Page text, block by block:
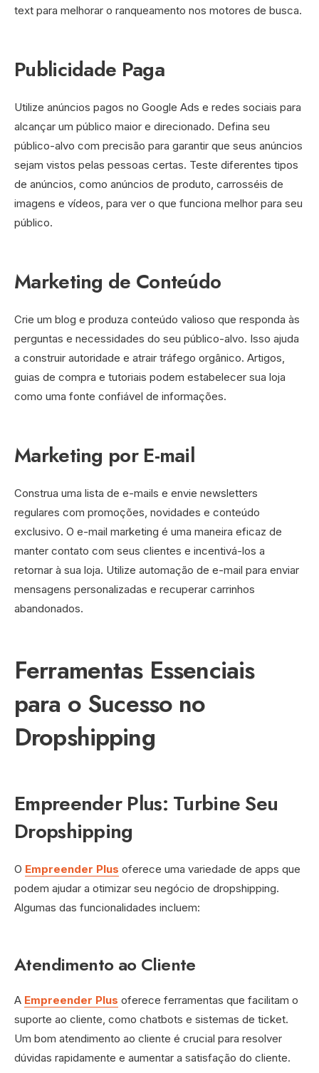
text para melhorar o ranqueamento nos motores de busca.
Publicidade Paga
Utilize anúncios pagos no Google Ads e redes sociais para
alcançar um público maior e direcionado. Defina seu
público-alvo com precisão para garantir que seus anúncios
sejam vistos pelas pessoas certas. Teste diferentes tipos
de anúncios, como anúncios de produto, carrosséis de
imagens e vídeos, para ver o que funciona melhor para seu
público.
Marketing de Conteúdo
Crie um blog e produza conteúdo valioso que responda às
perguntas e necessidades do seu público-alvo. Isso ajuda
a construir autoridade e atrair tráfego orgânico. Artigos,
guias de compra e tutoriais podem estabelecer sua loja
como uma fonte confiável de informações.
Marketing por E-mail
Construa uma lista de e-mails e envie newsletters
regulares com promoções, novidades e conteúdo
exclusivo. O e-mail marketing é uma maneira eficaz de
manter contato com seus clientes e incentivá-los a
retornar à sua loja. Utilize automação de e-mail para enviar
mensagens personalizadas e recuperar carrinhos
abandonados.
Ferramentas Essenciais
para o Sucesso no
Dropshipping
Empreender Plus: Turbine Seu
Dropshipping
O Empreender Plus oferece uma variedade de apps que
podem ajudar a otimizar seu negócio de dropshipping.
Algumas das funcionalidades incluem:
Atendimento ao Cliente
A Empreender Plus oferece ferramentas que facilitam o
suporte ao cliente, como chatbots e sistemas de ticket.
Um bom atendimento ao cliente é crucial para resolver
dúvidas rapidamente e aumentar a satisfação do cliente.